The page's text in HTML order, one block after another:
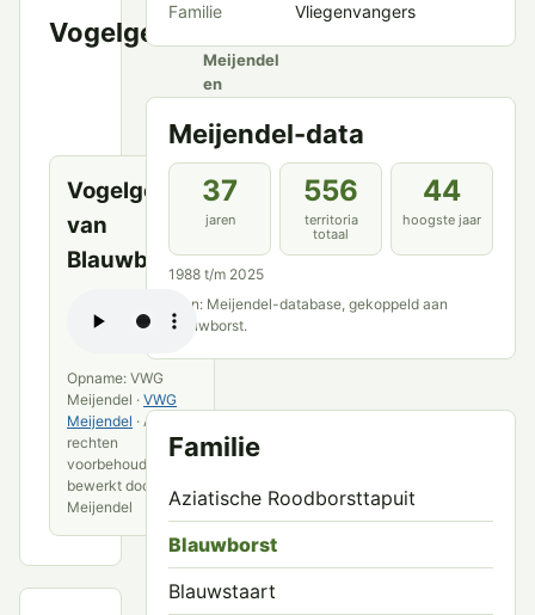
Vogelgeluid
Meijendel
en
bronnen
Vogelgeluid
van
Blauwborst
Opname: VWG
Meijendel · VWG
Meijendel · Alle
rechten
voorbehouden ·
bewerkt door VWG
Meijendel
Familie
Vliegenvangers
Meijendel-data
37
jaren
556
territoria
totaal
44
hoogste jaar
1988 t/m 2025
Bron: Meijendel-database, gekoppeld aan
Blauwborst.
Familie
Aziatische Roodborsttapuit
Blauwborst
Blauwstaart